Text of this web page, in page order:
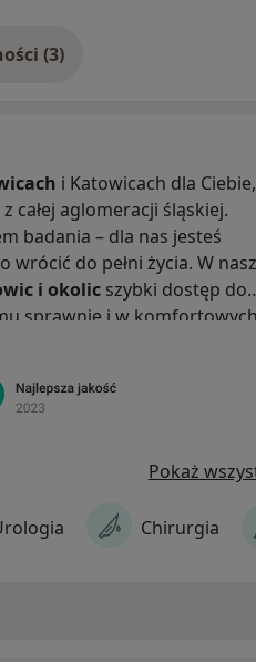
i
w
Pokaż więcej aktualności (3)
i Katowicach dla
całej aglomeracji śląskiej.
badania – dla nas jesteś
wrócić do pełni życia. W
i okolic szybki dostęp do
sprawnie i w komfortowych
Wierzymy również w
się dobrą formą. Nasze
o swoje zdrowie na
Pokaż
Chirurgia